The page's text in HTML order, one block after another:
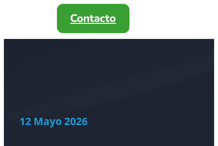
Contacto
12 Mayo 2026